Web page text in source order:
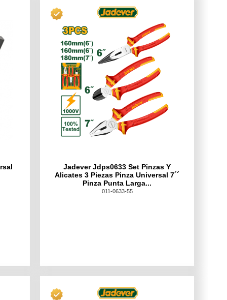
Jadever Jdps0633 Set Pinzas Y
Alicates 3 Piezas Pinza Universal 7´´
Pinza Punta Larga...
011-0633-55